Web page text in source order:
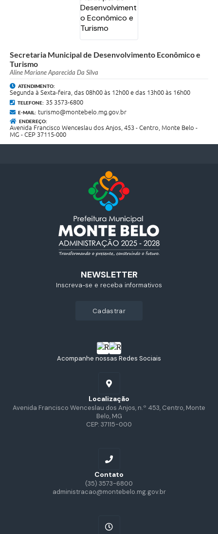
Secretaria Municipal de Desenvolvimento Econômico e
Turismo
Aline Mariane Aparecida Da Silva
ATENDIMENTO:
Segunda à Sexta-feira, das 08h00 às 12h00 e das 13h00 às 16h00
TELEFONE: 35 3573-6800
E-MAIL: turismo@montebelo.mg.gov.br
ENDEREÇO:
Avenida Francisco Wenceslau dos Anjos, 453 - Centro, Monte Belo -
MG - CEP 37115-000
Acompanhe nossas Redes Sociais
Localização
Avenida Francisco Wenceslau dos Anjos, n.º 453, Centro, Monte
Belo, MG
CEP: 37115-000
Contato
(35) 3573-6800
administracao@montebelo.mg.gov.br
NEWSLETTER
Inscreva-se e receba informativos
cadastrar